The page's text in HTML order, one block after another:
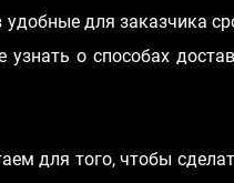
удобные для заказчика
узнать о способах
для того, чтобы